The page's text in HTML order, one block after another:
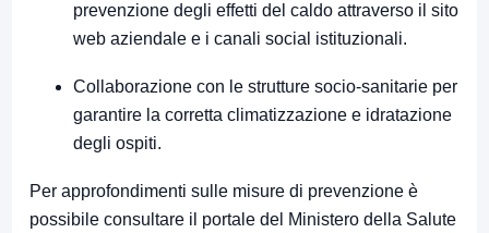
prevenzione degli effetti del caldo attraverso il sito
web aziendale e i canali social istituzionali.
Collaborazione con le strutture socio-sanitarie per
garantire la corretta climatizzazione e idratazione
degli ospiti.
Per approfondimenti sulle misure di prevenzione è
possibile consultare il portale del Ministero della Salute